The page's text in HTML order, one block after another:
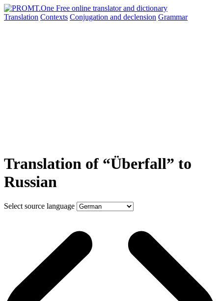
Translation Contexts Conjugation and declension Grammar
Translation of “Überfall” to
Russian
Select source language